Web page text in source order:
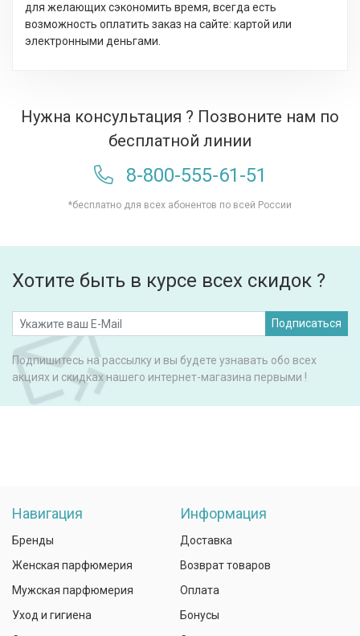
для желающих сэкономить время, всегда есть
возможность оплатить заказ на сайте: картой или
электронными деньгами.
Нужна консультация ? Позвоните нам по
бесплатной линии
8-800-555-61-51
*бесплатно для всех абонентов по всей России
Хотите быть в курсе всех скидок ?
Подписаться
Подпишитесь на рассылку и вы будете узнавать обо всех
акциях и скидках нашего интернет-магазина первыми !
Навигация
Бренды
Женская парфюмерия
Мужская парфюмерия
Уход и гигиена
Информация
Доставка
Возврат товаров
Оплата
Бонусы